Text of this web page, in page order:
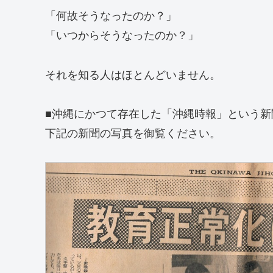
「何故そうなったのか？」
「いつからそうなったのか？」
それを知る人はほとんどいません。
■沖縄にかつて存在した「沖縄時報」という
下記の新聞の写真を御覧ください。